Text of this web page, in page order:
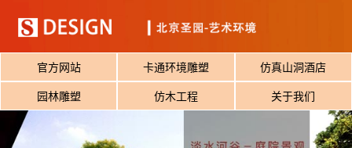
官方网站 卡通环境雕塑 仿真山洞酒店
园林雕塑 仿木工程 关于我们